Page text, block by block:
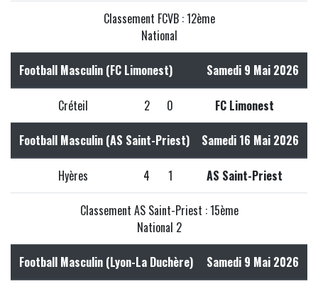
Classement FCVB : 12ème
National
Football Masculin (FC Limonest) Samedi 9 Mai 2026
Créteil 2 0 FC Limonest
Football Masculin (AS Saint-Priest) Samedi 16 Mai 2026
Hyères 4 1 AS Saint-Priest
Classement AS Saint-Priest : 15ème
National 2
Football Masculin (Lyon-La Duchère) Samedi 9 Mai 2026